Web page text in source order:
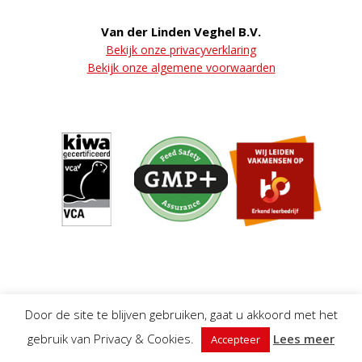
Van der Linden Veghel B.V.
Bekijk onze privacyverklaring
Bekijk onze algemene voorwaarden
Door de site te blijven gebruiken, gaat u akkoord met het
gebruik van Privacy & Cookies.
Accepteer Lees meer